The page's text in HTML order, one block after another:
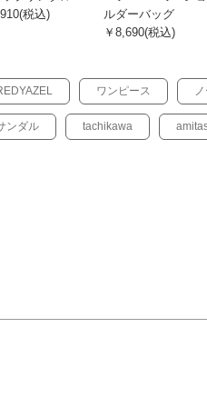
ワンピース
ンダル tachikawa
税込)
ルダーバッグ
￥8,690(税込)